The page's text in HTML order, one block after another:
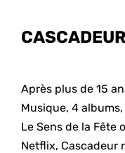
CASCADEUR
Après plus de 15
Musique, 4
Le Sens de la Fête
Netflix, Cascadeur